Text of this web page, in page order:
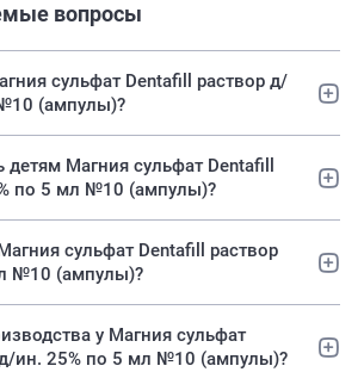
вопросы
сульфат Dentafill раствор д/
(ампулы)?
Магния сульфат Dentafill
по 5 мл №10 (ампулы)?
сульфат Dentafill раствор
№10 (ампулы)?
у Магния сульфат
ин. 25% по 5 мл №10 (ампулы)?